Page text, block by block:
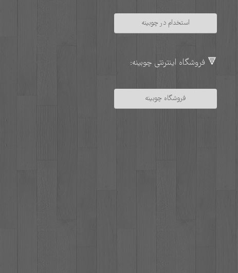
استخدام در چوبینه
🔻 فروشگاه اینترنتی چوبینه:
فروشگاه چوبینه